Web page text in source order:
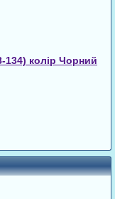
134) колір Чорний